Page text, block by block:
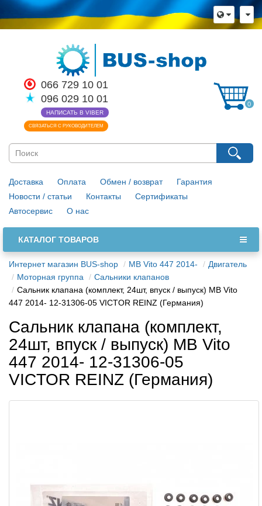
066 729 10 01
096 029 10 01
НАПИСАТЬ В VIBER
СВЯЗАТЬСЯ С РУКОВОДИТЕЛЕМ
0
Доставка Оплата Обмен / возврат
Гарантия
Новости / статьи
Контакты
Сертификаты
Автосервис
О нас
КАТАЛОГ ТОВАРОВ
Интернет магазин BUS-shop MB Vito 447 2014-
Двигатель
Моторная группа
Сальники клапанов
Сальник клапана (комплект, 24шт, впуск / выпуск) MB Vito
447 2014- 12-31306-05 VICTOR REINZ (Германия)
Сальник клапана (комплект,
24шт, впуск / выпуск) MB Vito
447 2014- 12-31306-05
VICTOR REINZ (Германия)